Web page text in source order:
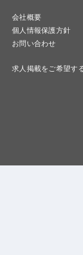
会社概要
個人情報保護方針
お問い合わせ
求人掲載をご希望す